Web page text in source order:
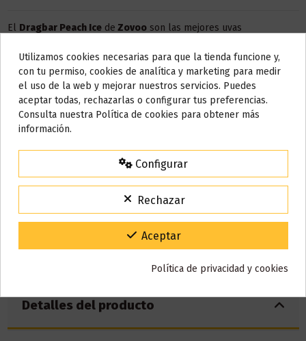
El Dragbar Peach Icede Zovooson las mejores uvas
Este dispositivo esdesechable, de usar y tirar. No necesita
cargador ni ningún tipo de recambio.
número de caladasaproximadas que puede ofrecerte es
El nivel denicotinade este pod desechable es de20mg.
Detalles del producto
Do not show again.
AVISO IMPORTANTE
Nos tomamos unos días
15% de descuento
Código:VACACIONES15
Gracias por tu paciencia y por seguir confiando en nosotros.
Utilizamos cookies necesarias para que la tienda funcione y,
con tu permiso, cookies de analítica y marketing para medir
el uso de la web y mejorar nuestros servicios. Puedes
aceptar todas, rechazarlas o configurar tus preferencias.
Consulta nuestra Política de cookies para obtener más
información.
Configurar
Rechazar
Aceptar
Política de privacidad y cookies